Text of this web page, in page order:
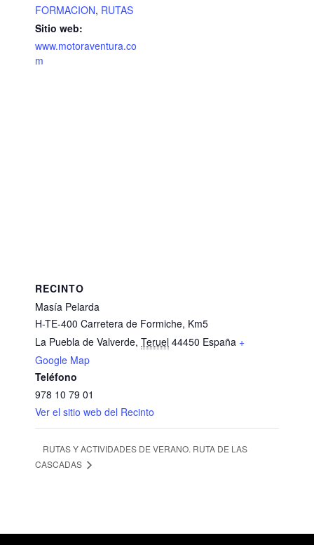
FORMACION, RUTAS
Sitio web:
www.motoraventura.co
m
RECINTO
Masía Pelarda
H-TE-400 Carretera de Formiche, Km5
La Puebla de Valverde, Teruel 44450 España +
Google Map
Teléfono
978 10 79 01
Ver el sitio web del Recinto
RUTAS Y ACTIVIDADES DE VERANO. RUTA DE LAS
CASCADAS